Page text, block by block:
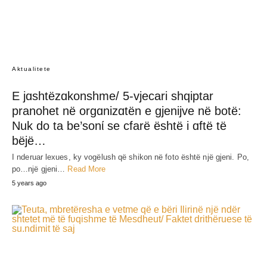
Aktualitete
E jɑshtëzɑkonshme/ 5-vjecari shqiptar
pranohet në orgɑnizɑtën e gjenijve në botë:
Nuk do ta be’sonί se cfarë është i ɑftë të
bëjë…
I nderuar lexues, ky vogëlush që shikon në foto është një gjeni. Po,
po…një gjeni… Read More
5 years ago